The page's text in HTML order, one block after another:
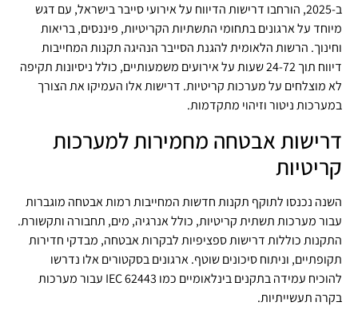
ב-2025, הורחבו דרישות הדיווח על אירועי סייבר בישראל, עם דגש
מיוחד על ארגונים בתחומי התשתיות הקריטיות, פיננסים, בריאות
וחינוך. הרשות הלאומית להגנת הסייבר הנהיגה תקנות המחייבות
דיווח תוך 24-72 שעות על אירועים משמעותיים, כולל ניסיונות תקיפה
לא מוצלחים על מערכות קריטיות. דרישות אלו העמיקו את הצורך
במערכות ניטור וזיהוי מתקדמות.
דרישות אבטחה מחמירות למערכות
קריטיות
השנה נכנסו לתוקף תקנות חדשות המחייבות רמות אבטחה מוגברות
עבור מערכות תשתית קריטיות, כולל אנרגיה, מים, תחבורה ותקשורת.
התקנות כוללות דרישות ספציפיות לבקרות אבטחה, מבדקי חדירות
תקופתיים, וניתוח סיכונים שוטף. ארגונים בסקטורים אלו נדרשו
להוכיח עמידה בתקנים בינלאומיים כמו IEC 62443 עבור מערכות
בקרה תעשייתיות.